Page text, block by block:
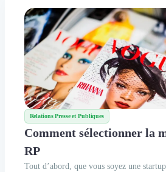
Relations Presse et Publiques
Comment sélectionner la
RP
Tout d’abord, que vous soyez une